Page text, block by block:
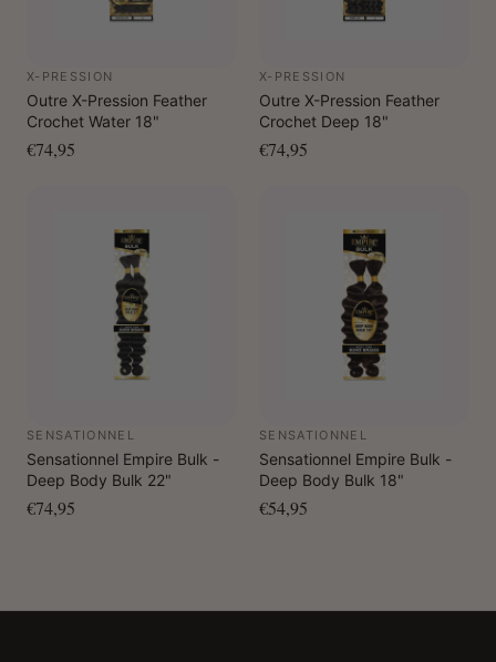
X-PRESSION
Outre X-Pression Feather
Crochet Water 18"
€74,95
X-PRESSION
Outre X-Pression Feather
Crochet Deep 18"
€74,95
SENSATIONNEL
Sensationnel Empire Bulk -
Deep Body Bulk 22"
€74,95
SENSATIONNEL
Sensationnel Empire Bulk -
Deep Body Bulk 18"
€54,95